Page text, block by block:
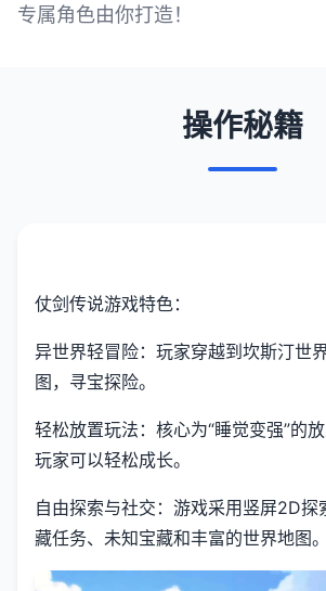
专属角色由你打造！
操作秘籍
仗剑传说游戏特色：
异世界轻冒险：玩家穿越到坎斯汀世
图，寻宝探险。
轻松放置玩法：核心为“睡觉变强”的
玩家可以轻松成长。
自由探索与社交：游戏采用竖屏2D探
藏任务、未知宝藏和丰富的世界地图。